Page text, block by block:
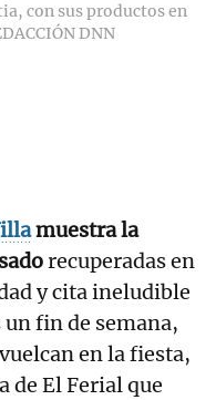
con sus productos en
DNN
muestra la
recuperadas en
y cita ineludible
fin de semana,
en la fiesta,
de El Ferial que